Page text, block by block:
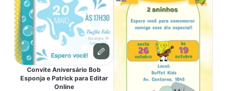
Convite Aniversário Bob
Esponja e Patrick para Editar
Online